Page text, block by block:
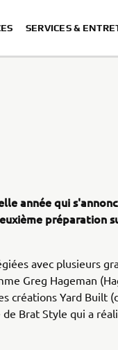
SERVICES &
année qui
préparation
avec plusieurs
Greg Hageman
créations Yard Built
Brat Style qui a